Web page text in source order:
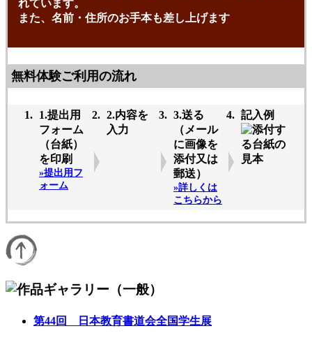
れています。
また、名前・住所のお手本も差し上げます
無料体験ご利用の流れ
1.提出用
フォーム
（台紙）
を印刷
»提出用フ
ォーム
2.内容を
入力
3.送る
（メール
に画像を
添付又は
郵送）
»詳しくは
こちらから
記入例
第44回 日本教育書道会全国学生展